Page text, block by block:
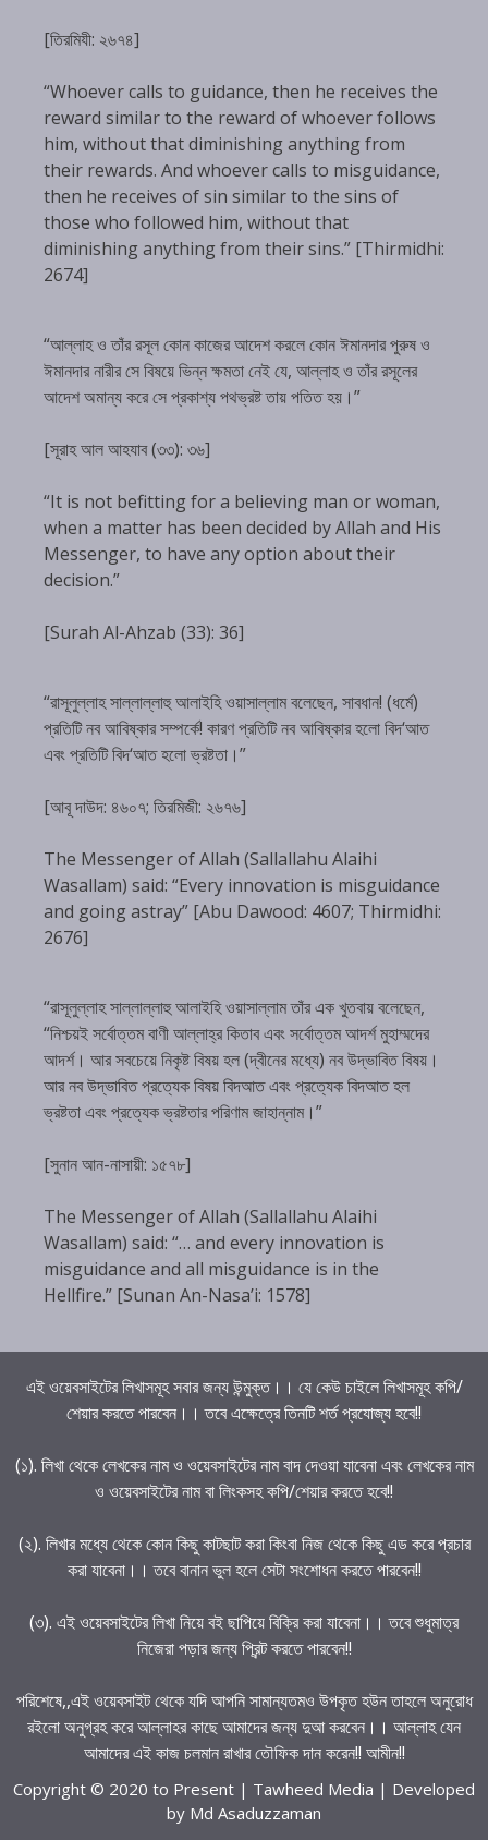
[তিরমিযী: ২৬৭৪]
“Whoever calls to guidance, then he receives the
reward similar to the reward of whoever follows
him, without that diminishing anything from
their rewards. And whoever calls to misguidance,
then he receives of sin similar to the sins of
those who followed him, without that
diminishing anything from their sins.” [Thirmidhi:
2674]
“আল্লাহ ও তাঁর রসূল কোন কাজের আদেশ করলে কোন ঈমানদার পুরুষ ও
ঈমানদার নারীর সে বিষয়ে ভিন্ন ক্ষমতা নেই যে, আল্লাহ ও তাঁর রসূলের
আদেশ অমান্য করে সে প্রকাশ্য পথভ্রষ্ট তায় পতিত হয়।”
[সূরাহ আল আহযাব (৩৩): ৩৬]
“It is not befitting for a believing man or woman,
when a matter has been decided by Allah and His
Messenger, to have any option about their
decision.”
[Surah Al-Ahzab (33): 36]
“রাসূলুল্লাহ সাল্লাল্লাহু আলাইহি ওয়াসাল্লাম বলেছেন, সাবধান! (ধর্মে)
প্রতিটি নব আবিষ্কার সম্পর্কে! কারণ প্রতিটি নব আবিষ্কার হলো বিদ‘আত
এবং প্রতিটি বিদ‘আত হলো ভ্রষ্টতা।”
[আবূ দাউদ: ৪৬০৭; তিরমিজী: ২৬৭৬]
The Messenger of Allah (Sallallahu Alaihi
Wasallam) said: “Every innovation is misguidance
and going astray” [Abu Dawood: 4607; Thirmidhi:
2676]
“রাসূলুল্লাহ সাল্লাল্লাহু আলাইহি ওয়াসাল্লাম তাঁর এক খুতবায় বলেছেন,
“নিশ্চয়ই সর্বোত্তম বাণী আল্লাহ্‌র কিতাব এবং সর্বোত্তম আদর্শ মুহাম্মদের
আদর্শ। আর সবচেয়ে নিকৃষ্ট বিষয় হল (দ্বীনের মধ্যে) নব উদ্ভাবিত বিষয়।
আর নব উদ্ভাবিত প্রত্যেক বিষয় বিদআত এবং প্রত্যেক বিদআত হল
ভ্রষ্টতা এবং প্রত্যেক ভ্রষ্টতার পরিণাম জাহান্নাম।”
[সুনান আন-নাসায়ী: ১৫৭৮]
The Messenger of Allah (Sallallahu Alaihi
Wasallam) said: “… and every innovation is
misguidance and all misguidance is in the
Hellfire.” [Sunan An-Nasa’i: 1578]
এই ওয়েবসাইটের লিখাসমূহ সবার জন্য উন্মুক্ত।। যে কেউ চাইলে লিখাসমূহ কপি/
শেয়ার করতে পারবেন।। তবে এক্ষেত্রে তিনটি শর্ত প্রযোজ্য হবে!!
(১). লিখা থেকে লেখকের নাম ও ওয়েবসাইটের নাম বাদ দেওয়া যাবেনা এবং লেখকের নাম
ও ওয়েবসাইটের নাম বা লিংকসহ কপি/শেয়ার করতে হবে!!
(২). লিখার মধ্যে থেকে কোন কিছু কাটছাট করা কিংবা নিজ থেকে কিছু এড করে প্রচার
করা যাবেনা।। তবে বানান ভুল হলে সেটা সংশোধন করতে পারবেন!!
(৩). এই ওয়েবসাইটের লিখা নিয়ে বই ছাপিয়ে বিক্রি করা যাবেনা।। তবে শুধুমাত্র
নিজেরা পড়ার জন্য প্রিন্ট করতে পারবেন!!
পরিশেষে,,এই ওয়েবসাইট থেকে যদি আপনি সামান্যতমও উপকৃত হউন তাহলে অনুরোধ
রইলো অনুগ্রহ করে আল্লাহর কাছে আমাদের জন্য দুআ করবেন।। আল্লাহ যেন
আমাদের এই কাজ চলমান রাখার তৌফিক দান করেন!! আমীন!!
Copyright © 2020 to Present | Tawheed Media | Developed
by Md Asaduzzaman